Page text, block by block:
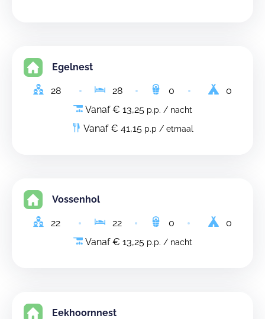
Egelnest
28 28 0
0
Vanaf € 13,25 p.p. / nacht
Vanaf € 41,15 p.p / etmaal
Vossenhol
22 22 0
0
Vanaf € 13,25 p.p. / nacht
Eekhoornnest